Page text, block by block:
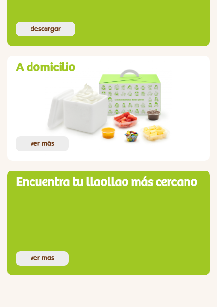
descargar
A domicilio
ver más
Encuentra tu llaollao más cercano
ver más